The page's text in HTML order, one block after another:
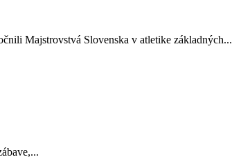
Majstrovstvá Slovenska v atletike základných...